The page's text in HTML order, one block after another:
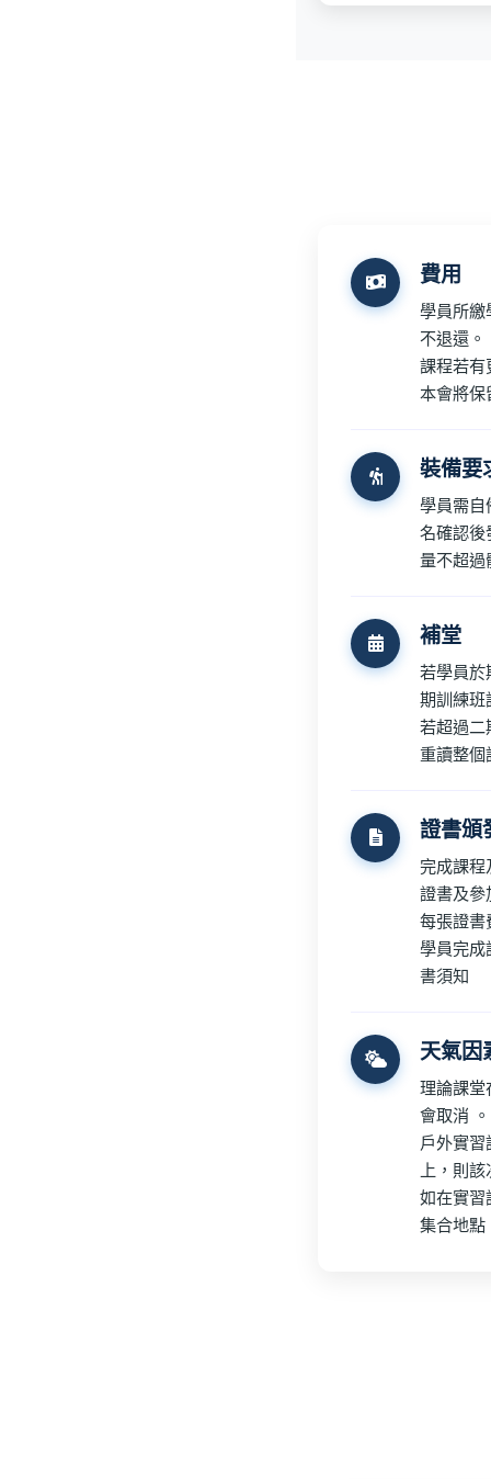
費用
學員所繳
不退還。
課程若有
本會將保
裝備要
學員需自
名確認後
量不超過
補堂
若學員於
期訓練班
若超過二
重讀整個
證書頒
完成課程
證書及參
每張證書
學員完成
書須知
天氣因
理論課堂
會取消 。
戶外實
上，則
如在實習
集合地點